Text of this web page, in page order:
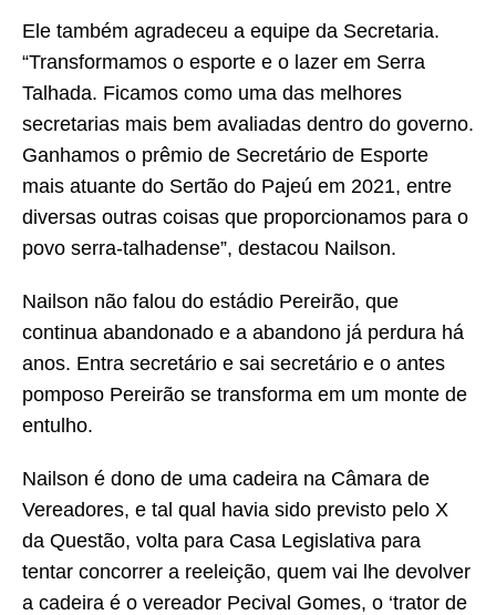
Ele também agradeceu a equipe da Secretaria.
“Transformamos o esporte e o lazer em Serra
Talhada. Ficamos como uma das melhores
secretarias mais bem avaliadas dentro do governo.
Ganhamos o prêmio de Secretário de Esporte
mais atuante do Sertão do Pajeú em 2021, entre
diversas outras coisas que proporcionamos para o
povo serra-talhadense”, destacou Nailson.
Nailson não falou do estádio Pereirão, que
continua abandonado e a abandono já perdura há
anos. Entra secretário e sai secretário e o antes
pomposo Pereirão se transforma em um monte de
entulho.
Nailson é dono de uma cadeira na Câmara de
Vereadores, e tal qual havia sido previsto pelo X
da Questão, volta para Casa Legislativa para
tentar concorrer a reeleição, quem vai lhe devolver
a cadeira é o vereador Pecival Gomes, o ‘trator de